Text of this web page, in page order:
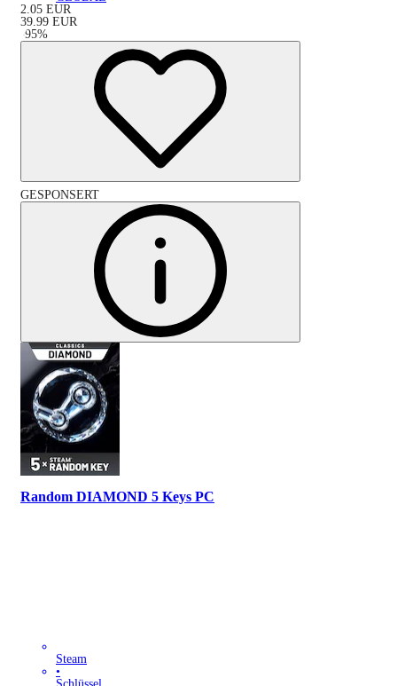
2.05 EUR
39.99 EUR
-95%
GESPONSERT
Random DIAMOND 5 Keys PC
Steam
•